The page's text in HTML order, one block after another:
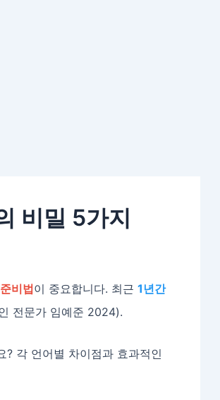
비밀 5가지
비법이 중요합니다. 최근 1년간
전문가 임예준 2024).
? 각 언어별 차이점과 효과적인